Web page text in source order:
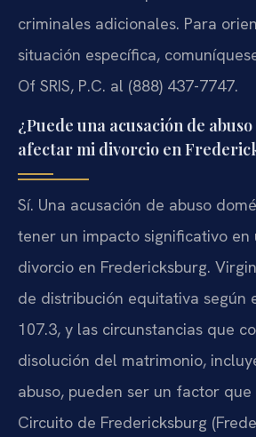
criminales adicionales. Para
situación específica,
Of SRIS, P.C. al (888) 437-7747.
¿Puede una acusación de
afectar mi divorcio en
Sí. Una acusación de abuso
tener un impacto significativo en
divorcio en Fredericksburg.
de distribución equitativa según
107.3, y las circunstancias que
disolución del matrimonio,
abuso, pueden ser un factor
Circuito de Fredericksburg